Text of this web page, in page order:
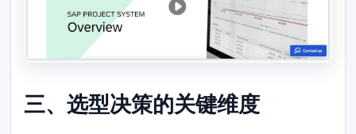
三、选型决策的关键维度